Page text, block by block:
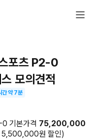
포츠 P2-0
모의견적
간 약7분
기본가격 75,200,000
5,500,000원 할인)